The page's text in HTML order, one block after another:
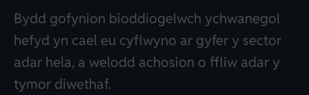
Bydd gofynion bioddiogelwch ychwanegol
hefyd yn cael eu cyflwyno ar gyfer y sector
adar hela, a welodd achosion o ffliw adar y
tymor diwethaf.